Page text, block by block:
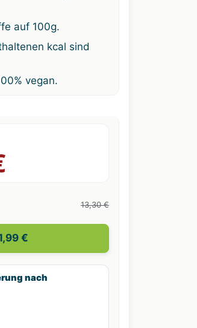
auf 100g.
kcal sind
vegan.
13,30 €
€
nach